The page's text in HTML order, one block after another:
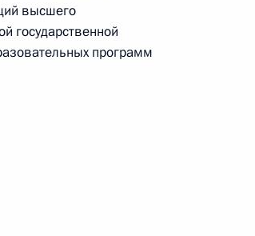
высшего
государственной
программ